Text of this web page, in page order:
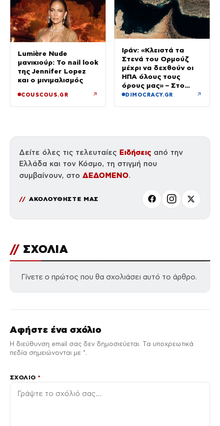
Lumière Nude
μανικιούρ: Το nail look
της Jennifer Lopez
και ο μινιμαλισμός
COUSCOUS.GR ↗
Ιράν: «Κλειστά τα
Στενά του Ορμούζ
μέχρι να δεχθούν οι
ΗΠΑ όλους τους
όρους μας» – Στο
τραπέζι συμφωνία για
DIMOCRACY.GR ↗
Δείτε όλες τις τελευταίες Ειδήσεις από την
Ελλάδα και τον Κόσμο, τη στιγμή που
συμβαίνουν, στο ΔΕΔΟΜΕΝΟ.
ΑΚΟΛΟΥΘΗΣΤΕ ΜΑΣ
// ΣΧΟΛΙΑ
Γίνετε ο πρώτος που θα σχολιάσει αυτό το άρθρο.
Αφήστε ένα σχόλιο
Η διεύθυνση email σας δεν δημοσιεύεται. Τα υποχρεωτικά
πεδία σημειώνονται με *.
ΣΧΌΛΙΟ*